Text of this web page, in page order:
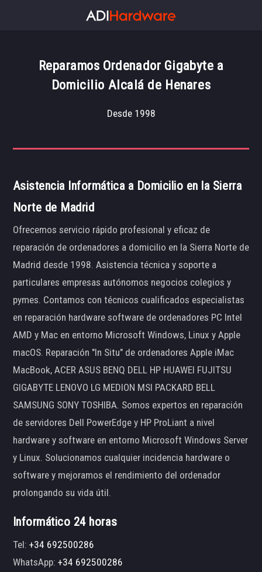
Reparamos Ordenador Gigabyte a
Domicilio Alcalá de Henares
Desde 1998
Asistencia Informática a Domicilio en la Sierra
Norte de Madrid
Ofrecemos servicio rápido profesional y eficaz de
reparación de ordenadores a domicilio en la Sierra Norte de
Madrid desde 1998. Asistencia técnica y soporte a
particulares empresas autónomos negocios colegios y
pymes. Contamos con técnicos cualificados especialistas
en reparación hardware software de ordenadores PC Intel
AMD y Mac en entorno Microsoft Windows, Linux y Apple
macOS. Reparación "In Situ" de ordenadores Apple iMac
MacBook, ACER ASUS BENQ DELL HP HUAWEI FUJITSU
GIGABYTE LENOVO LG MEDION MSI PACKARD BELL
SAMSUNG SONY TOSHIBA. Somos expertos en reparación
de servidores Dell PowerEdge y HP ProLiant a nivel
hardware y software en entorno Microsoft Windows Server
y Linux. Solucionamos cualquier incidencia hardware o
software y mejoramos el rendimiento del ordenador
prolongando su vida útil.
Informático 24 horas
Tel:+34 692500286
WhatsApp:+34 692500286